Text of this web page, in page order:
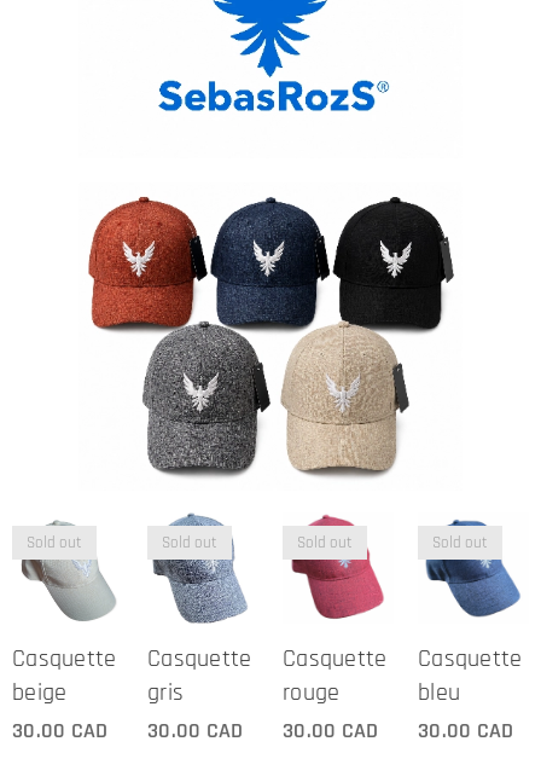
Casquette
beige
Sold out
30.00 CAD
Casquette
gris
Sold out
30.00 CAD
Casquette
rouge
Sold out
30.00 CAD
Casquette
bleu
Sold out
30.00 CAD